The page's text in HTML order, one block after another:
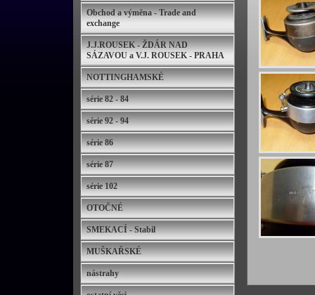
Obchod a výměna - Trade and
exchange
J.J.ROUSEK - ŽDÁR NAD
SÁZAVOU a V.J. ROUSEK - PRAHA
NOTTINGHAMSKÉ
série 82 - 84
série 92 - 94
série 86
série 87
série 102
OTOČNÉ
SMEKACÍ - Stabil
MUŠKAŘSKÉ
nástrahy